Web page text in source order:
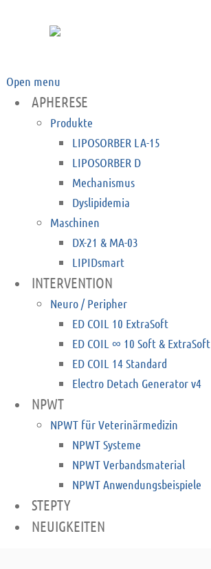
Open menu
APHERESE
Produkte
LIPOSORBER LA-15
LIPOSORBER D
Mechanismus
Dyslipidemia
Maschinen
DX-21 & MA-03
LIPIDsmart
INTERVENTION
Neuro / Peripher
ED COIL 10 ExtraSoft
ED COIL ∞ 10 Soft & ExtraSoft
ED COIL 14 Standard
Electro Detach Generator v4
NPWT
NPWT für Veterinärmedizin
NPWT Systeme
NPWT Verbandsmaterial
NPWT Anwendungsbeispiele
STEPTY
NEUIGKEITEN